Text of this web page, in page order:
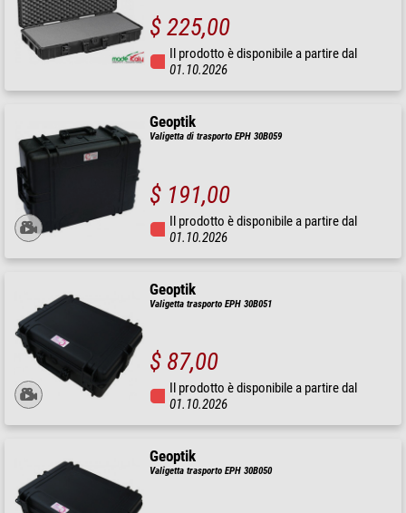
$ 225,00
Il prodotto è disponibile a partire dal
01.10.2026
Geoptik
Valigetta di trasporto EPH 30B059
$ 191,00
Il prodotto è disponibile a partire dal
01.10.2026
Geoptik
Valigetta trasporto EPH 30B051
$ 87,00
Il prodotto è disponibile a partire dal
01.10.2026
Geoptik
Valigetta trasporto EPH 30B050